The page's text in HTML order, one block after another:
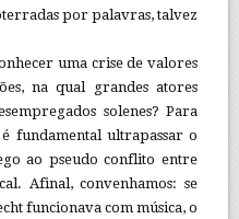
por palavras, talvez
uma crise de valores
na qual grandes atores
solenes? Para
fundamental ultrapassar o
ao pseudo conflito entre
Afinal, convenhamos: se
funcionava com música, o